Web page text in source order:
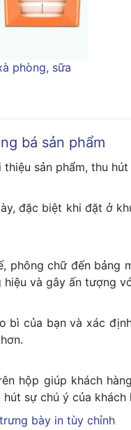
phòng, sữa
bá sản phẩm
sản phẩm, thu
đặc biệt khi đặt ở
chữ đến bảng
và gây ấn tượng
của bạn và xác
hộp giúp khách
sự chú ý của
bày in tùy chỉnh